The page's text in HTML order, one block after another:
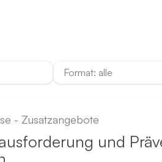
Format: alle
- Zusatzangebote
und